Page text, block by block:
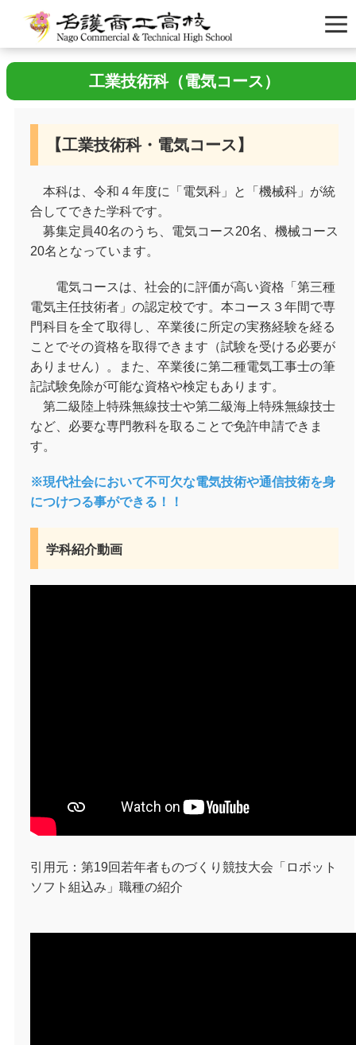
工業技術科（電気コース）
【工業技術科・電気コース】
本科は、令和４年度に「電気科」と「機械科」が統
合してできた学科です。
募集定員40名のうち、電気コース20名、機械コース
20名となっています。
電気コースは、社会的に評価が高い資格「第三種
電気主任技術者」の認定校です。本コース３年間で専
門科目を全て取得し、卒業後に所定の実務経験を経る
ことでその資格を取得できます（試験を受ける必要が
ありません）。また、卒業後に第二種電気工事士の筆
記試験免除が可能な資格や検定もあります。
第二級陸上特殊無線技士や第二級海上特殊無線技士
など、必要な専門教科を取ることで免許申請できま
す。
※現代社会において不可欠な電気技術や通信技術を身
につけつる事ができる！！
学科紹介動画
引用元：第19回若年者ものづくり競技大会「ロボット
ソフト組込み」職種の紹介